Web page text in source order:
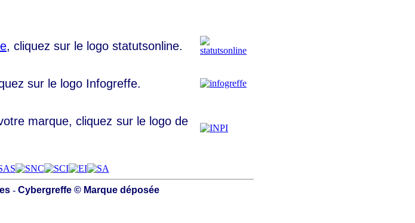
, cliquez sur le logo statutsonline.
sur le logo Infogreffe.
marque, cliquez sur le logo de
- Cybergreffe © Marque déposée